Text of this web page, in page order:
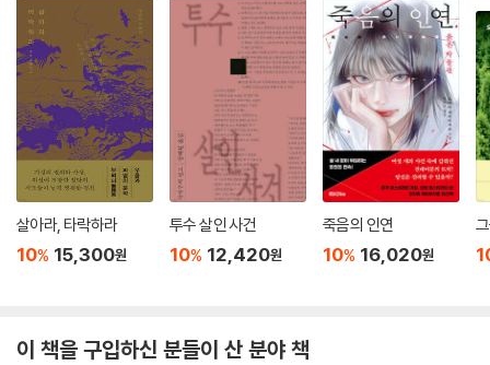
살아라, 타락하라
10% 15,300원
투수 살인 사건
10% 12,420원
죽음의 인연
10% 16,020원
이 책을 구입하신 분들이 산 분야 책